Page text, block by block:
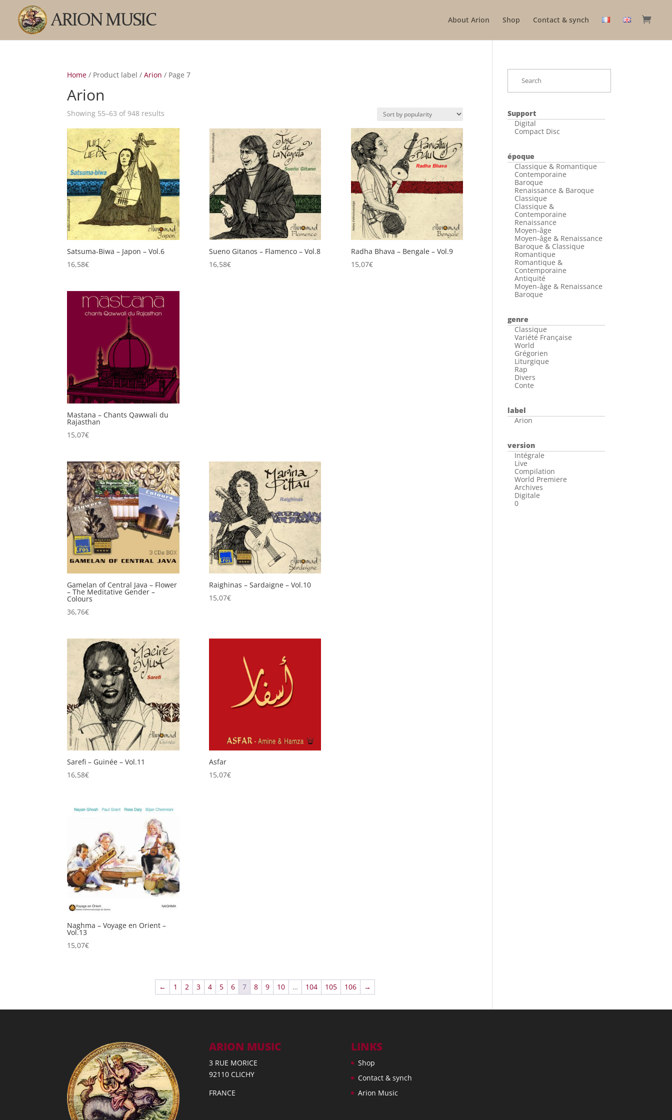
About Arion Shop Contact & synch
Home / Product label /Arion / Page 7
Arion
Showing 55–63 of 948 results
popularity
Satsuma-Biwa – Japon – Vol.6
16,58€
Sueno Gitanos – Flamenco – Vol.8
16,58€
Radha Bhava – Bengale – Vol.9
15,07€
Mastana – Chants Qawwali du
Rajasthan
15,07€
Gamelan of Central Java – Flower
– The Meditative Gender –
Colours
36,76€
Raighinas – Sardaigne – Vol.10
15,07€
Sarefi – Guinée – Vol.11
16,58€
Asfar
15,07€
Naghma – Voyage en Orient –
Vol.13
15,07€
← 1 2 3 4 5 6 7 8 9 10 … 104 105 106 →
Support
Digital
Compact Disc
époque
Classique & Romantique
Contemporaine
Baroque
Renaissance & Baroque
Classique
Classique &
Contemporaine
Renaissance
Moyen-âge
Moyen-âge & Renaissance
Baroque & Classique
Romantique
Romantique &
Contemporaine
Antiquité
Moyen-âge & Renaissance
Baroque
genre
Classique
Variété Française
World
Grégorien
Liturgique
Rap
Divers
Conte
label
Arion
version
Intégrale
Live
Compilation
World Premiere
Archives
Digitale
0
ARION MUSIC
3 RUE MORICE
92110 CLICHY
FRANCE
LINKS
Shop
Contact & synch
Arion Music